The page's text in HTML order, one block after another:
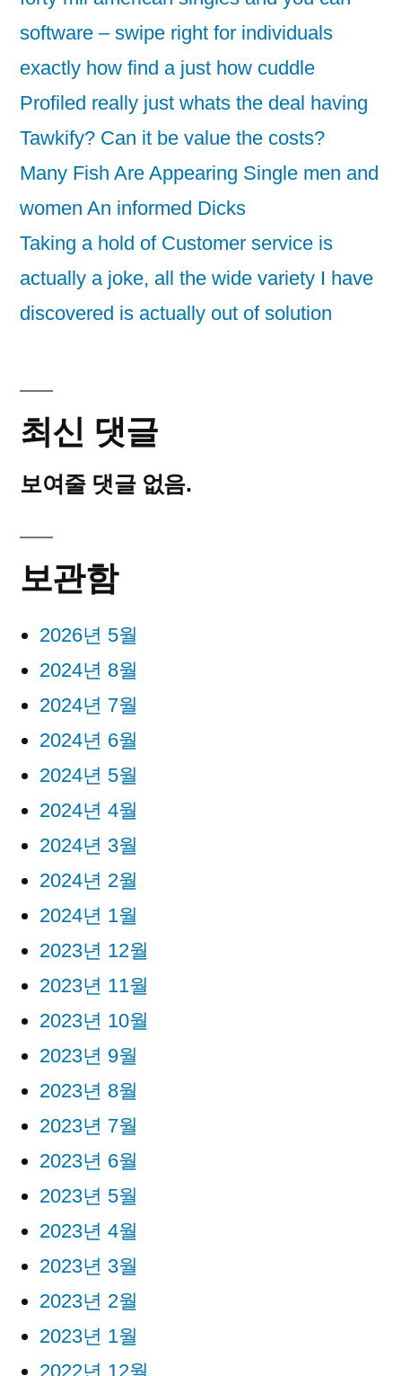
software – swipe right for individuals
exactly how find a just how cuddle
Profiled really just whats the deal having
Tawkify? Can it be value the costs?
Many Fish Are Appearing Single men and
women An informed Dicks
Taking a hold of Customer service is
actually a joke, all the wide variety I have
discovered is actually out of solution
최신 댓글
보여줄 댓글 없음.
보관함
2026년 5월
2024년 8월
2024년 7월
2024년 6월
2024년 5월
2024년 4월
2024년 3월
2024년 2월
2024년 1월
2023년 12월
2023년 11월
2023년 10월
2023년 9월
2023년 8월
2023년 7월
2023년 6월
2023년 5월
2023년 4월
2023년 3월
2023년 2월
2023년 1월
2022년 12월